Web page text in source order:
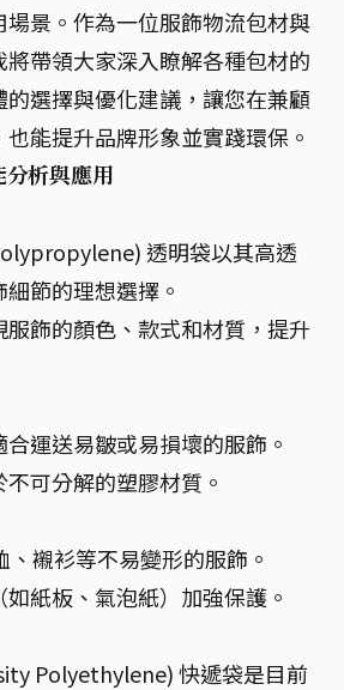
景。作為一位服飾物流包材與
帶領大家深入瞭解各種包材的
選擇與優化建議，讓您在兼顧
能提升品牌形象並實踐環保。
析與應用
透明袋以其高透
節的理想選擇。
服飾的顏色、款式和材質，提升
運送易皺或易損壞的服飾。
可分解的塑膠材質。
襯衫等不易變形的服飾。
紙板、氣泡紙）加強保護。
Polyethylene) 快遞袋是目前